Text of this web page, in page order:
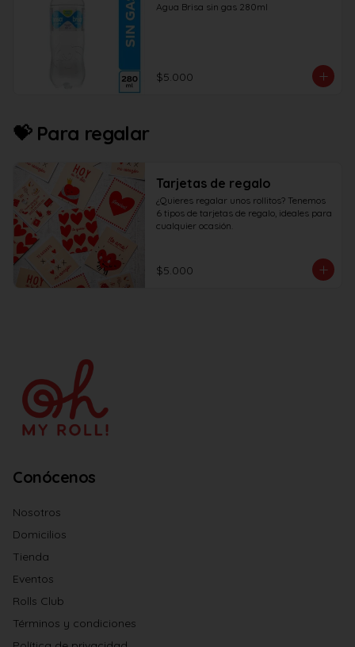
Agua Brisa sin gas 280ml
$5.000
💝 Para regalar
Tarjetas de regalo
¿Quieres regalar unos rollitos? Tenemos
6 tipos de tarjetas de regalo, ideales para
cualquier ocasión.
$5.000
Conócenos
Nosotros
Domicilios
Tienda
Eventos
Rolls Club
Términos y condiciones